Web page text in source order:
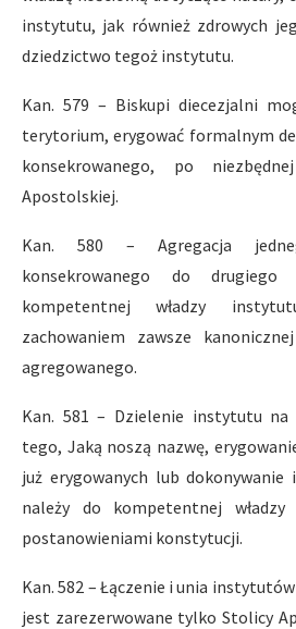
instytutu, jak również zdrowych
dziedzictwo tegoż instytutu.
Kan. 579 – Biskupi diecezjalni
terytorium, erygować formalnym
konsekrowanego, po
Apostolskiej.
Kan. 580 – Agregacja
konsekrowanego do drugiego
kompetentnej władzy
zachowaniem zawsze
agregowanego.
Kan. 581 – Dzielenie instytutu na
tego, Jaką noszą nazwę,
już erygowanych lub
należy do kompetentnej
postanowieniami konstytucji.
Kan. 582 – Łączenie i unia
jest zarezerwowane tylko Stolicy